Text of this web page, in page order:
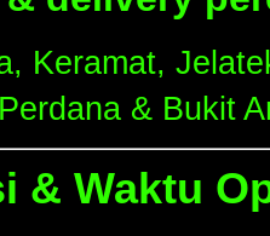
Keramat,
& Bukit
& Waktu